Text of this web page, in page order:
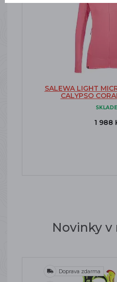
SALEWA LIGHT
CALYPSO
1 988
Novinky
Doprava zdarma